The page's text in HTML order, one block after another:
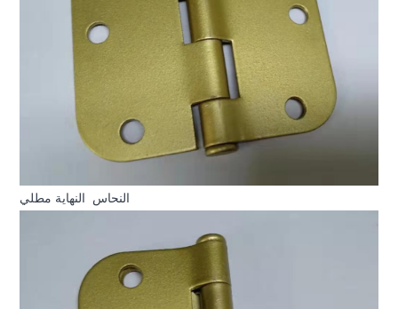
النحاس النهاية مطلي